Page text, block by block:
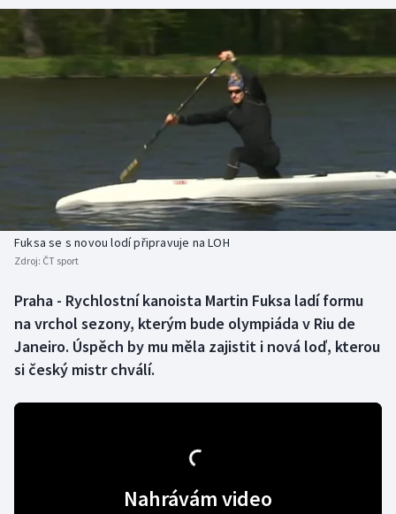
Atletika
Cyklistika
Baseball a softbal
Basketbal
Biatlon
Boby a skeleton
Box
Historické návraty
Aplikace ČT sport
AZ kvíz
Fuksa se s novou lodí připravuje na LOH
Zdroj: ČT sport
Praha - Rychlostní kanoista Martin Fuksa ladí formu
na vrchol sezony, kterým bude olympiáda v Riu de
Janeiro. Úspěch by mu měla zajistit i nová loď, kterou
si český mistr chválí.
Nahrávám video